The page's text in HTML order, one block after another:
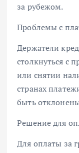
за рубежом.
Проблемы с
Держатели
столкнуться с
или снятии
странах
быть
Решение для
Для оплаты за